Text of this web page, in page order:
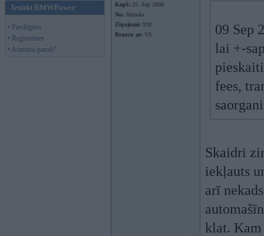
Ienākt BMWPower
• Pieslēgties
• Reģistrēties
• Aizmirsi paroli?
Kopš: 25. Sep 2008
No: Jūrmala
Ziņojumi: 918
Braucu ar: V8
09 Sep
lai +-
fees,
Skaidri
iekļauts
arī
klat.